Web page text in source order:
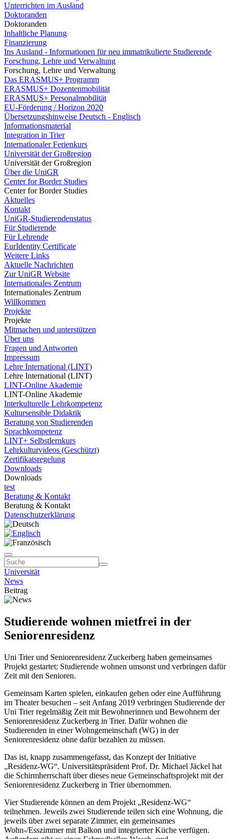
Unterrichten im Ausland
Doktoranden
Doktoranden
Inhaltliche Planung
Finanzierung
Ins Ausland - Informationen für neu immatrikulierte Studierende
Forschung, Lehre und Verwaltung
Forschung, Lehre und Verwaltung
Das ERASMUS+ Programm
ERASMUS+ Dozentenmobilität
ERASMUS+ Personalmobilität
EU-Förderung / Horizon 2020
Übersetzungshinweise Deutsch - Englisch
Informationsmaterial
Integration in Trier
Internationaler Ferienkurs
Universität der Großregion
Universität der Großregion
Über die UniGR
Center for Border Studies
Center for Border Studies
Aktuelles
Kontakt
UniGR-Studierendenstatus
Für Studierende
Für Lehrende
EurIdentity Certificate
Weitere Links
Aktuelle Nachrichten
Zur UniGR Website
Internationales Zentrum
Internationales Zentrum
Willkommen
Projekte
Projekte
Mitmachen und unterstützen
Über uns
Fragen und Antworten
Impressum
Lehre International (LINT)
Lehre International (LINT)
LINT-Online Akademie
LINT-Online Akademie
Interkulturelle Lehrkompetenz
Kultursensible Didaktik
Beratung von Studierenden
Sprachkompetenz
LINT+ Selbstlernkurs
Lehrkulturvideos (Geschützt)
Zertifikatsregelung
Downloads
Downloads
test
Beratung & Kontakt
Beratung & Kontakt
Datenschutzerklärung
Universität
News
Beitrag
Studierende wohnen mietfrei in der
Seniorenresidenz
Uni Trier und Seniorenresidenz Zuckerberg haben gemeinsames
Projekt gestartet: Studierende wohnen umsonst und verbringen dafür
Zeit mit den Senioren.
Gemeinsam Karten spielen, einkaufen gehen oder eine Aufführung
im Theater besuchen – seit Anfang 2019 verbringen Studierende der
Uni Trier regelmäßig Zeit mit Bewohnerinnen und Bewohnern der
Seniorenresidenz Zuckerberg in Trier. Dafür wohnen die
Studierenden in einer Wohngemeinschaft (WG) in der
Seniorenresidenz ohne dafür bezahlen zu müssen.
Das ist, knapp zusammengefasst, das Konzept der Initiative
„Residenz-WG“. Universitätspräsident Prof. Dr. Michael Jäckel hat
die Schirmherrschaft über dieses neue Gemeinschaftsprojekt mit der
Seniorenresidenz Zuckerberg in Trier übernommen.
Vier Studierende können an dem Projekt „Residenz-WG“
teilnehmen. Jeweils zwei Studierende teilen sich eine Wohnung, die
jeweils über zwei separate Zimmer, ein gemeinsames
Wohn-/Esszimmer mit Balkon und integrierter Küche verfügen.